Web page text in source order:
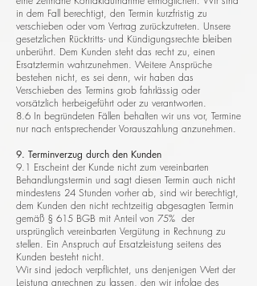
in dem Fall berechtigt, den Termin kurzfristig zu
verschieben oder vom Vertrag zurückzutreten. Unsere
gesetzlichen Rücktritts- und Kündigungsrechte bleiben
unberührt. Dem Kunden steht das recht zu, einen
Ersatztermin wahrzunehmen. Weitere Ansprüche
bestehen nicht, es sei denn, wir haben das
Verschieben des Termins grob fahrlässig oder
vorsätzlich herbeigeführt oder zu verantworten.
8.6 In begründeten Fällen behalten wir uns vor, Termine
nur nach entsprechender Vorauszahlung anzunehmen.
9. Terminverzug durch den Kunden
9.1 Erscheint der Kunde nicht zum vereinbarten
Behandlungstermin und sagt diesen Termin auch nicht
mindestens 24 Stunden vorher ab, sind wir berechtigt,
dem Kunden den nicht rechtzeitig abgesagten Termin
gemäß § 615 BGB mit Anteil von 75% der
ursprünglich vereinbarten Vergütung in Rechnung zu
stellen. Ein Anspruch auf Ersatzleistung seitens des
Kunden besteht nicht.
Wir sind jedoch verpflichtet, uns denjenigen Wert der
Leistung anrechnen zu lassen, den wir infolge des